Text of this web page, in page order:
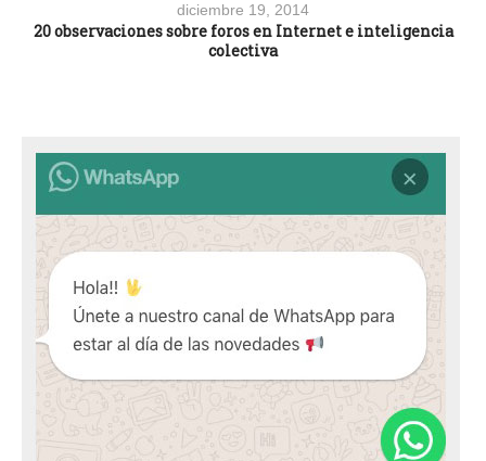
diciembre 19, 2014
20 observaciones sobre foros en Internet e inteligencia
colectiva